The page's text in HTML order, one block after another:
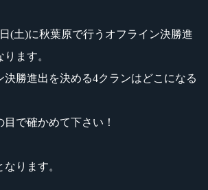
(土)に秋葉原で行うオフライン決勝進
ます。
決勝進出を決める4クランはどこになる
で確かめて下さい！
ります。